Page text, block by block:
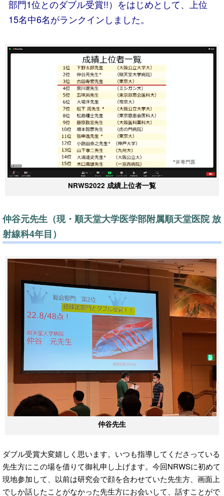
部門1位とのダブル受賞!!）をはじめとして、上位
15名中6名がランクインしました。
NRWS2022 成績上位者一覧
仲谷元先生（現・順天堂大学医学部附属順天堂医院 放
射線科4年目）
仲谷先生
ダブル受賞大変嬉しく思います。いつも指導してくださっている
先生方にこの場を借りて御礼申し上げます。今回NRWSに初めて
現地参加して、以前は研究会で顔を合わせていた先生方、画面上
でしか話したことがなかった先生方にお会いして、話すことがで